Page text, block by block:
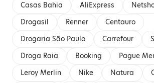
Casas Bahia
AliExpress
Drogasil
Renner
Centauro
Drogaria São Paulo
Carrefour
Droga Raia
Booking
Pague
Leroy Merlin
Nike Natura